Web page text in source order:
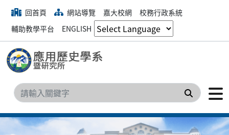
回首頁 網站導覽 嘉大校網
校務行政系統
輔助教學平台
ENGLISH
搜尋